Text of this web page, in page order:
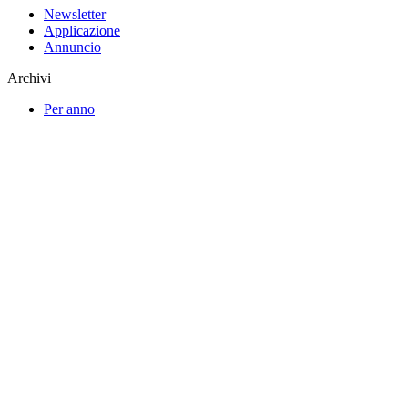
Newsletter
Applicazione
Annuncio
Archivi
Per anno